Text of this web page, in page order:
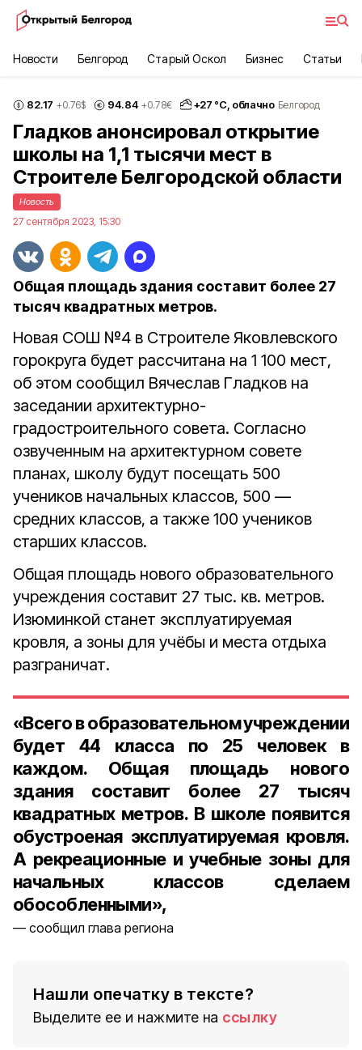
Новости Белгород Старый Оскол Бизнес Статьи
82.17 +0.76$ 94.84 +0.78€ +27 °С, облачно Белгород
Гладков анонсировал открытие
школы на 1,1 тысячи мест в
Строителе Белгородской области
Новость
27 сентября 2023, 15:30
Общая площадь здания составит более 27
тысяч квадратных метров.
Новая СОШ №4 в Строителе Яковлевского
горокруга будет рассчитана на 1 100 мест,
об этом сообщил Вячеслав Гладков на
заседании архитектурно-
градостроительного совета. Согласно
озвученным на архитектурном совете
планах, школу будут посещать 500
учеников начальных классов, 500 —
средних классов, а также 100 учеников
старших классов.
Общая площадь нового образовательного
учреждения составит 27 тыс. кв. метров.
Изюминкой станет эксплуатируемая
кровля, а зоны для учёбы и места отдыха
разграничат.
«Всего в образовательном учреждении
будет 44 класса по 25 человек в
каждом. Общая площадь нового
здания составит более 27 тысяч
квадратных метров. В школе появится
обустроеная эксплуатируемая кровля.
А рекреационные и учебные зоны для
начальных классов сделаем
обособленными»,
сообщил глава региона
Нашли опечатку в тексте?
Выделите ее и нажмите на ссылку